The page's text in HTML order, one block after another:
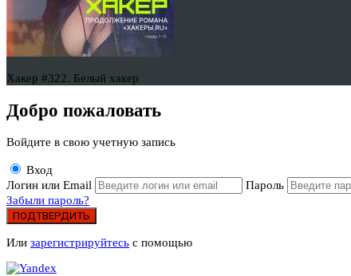
Хакер #322. Белый хакер
Добро пожаловать
Войдите в свою учетную запись
Вход
Логин или Email
Пароль
Забыли пароль?
ПОДТВЕРДИТЬ
Или зарегистрируйтесь с помощью